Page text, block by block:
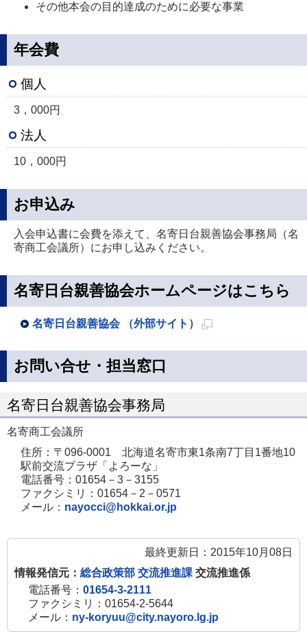
その他本会の目的達成のために必要な事業
年会費
個人
3，000円
法人
10，000円
お申込み
入会申込書に会費を添えて、名寄日台親善協会事務局（名
寄商工会議所）にお申し込みください。
名寄日台親善協会ホームページはこちら
名寄日台親善協会 （外部サイト）
ジ
開
お問い合せ・担当窓口
名寄日台親善協会事務局
名寄商工会議所
住所：〒096-0001 北海道名寄市東1条南7丁目1番地10
駅前交流プラザ「よろーな」
電話番号：01654－3－3155
ファクシミリ：01654－2－0571
メール： nayocci@hokkai.or.jp
最終更新日：2015年10月08日
情報発信元： 総合政策部 交流推進課 交流推進係
電話番号： 01654-3-2111
ファクシミリ：01654-2-5644
メール： ny-koryuu@city.nayoro.lg.jp